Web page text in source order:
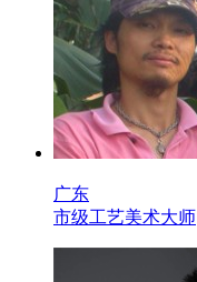
广东
市级工艺美术大师